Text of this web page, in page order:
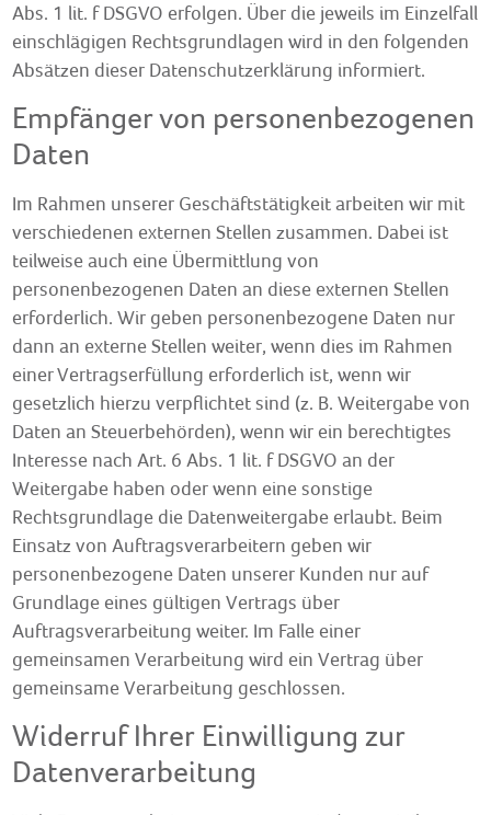
Abs. 1 lit. f DSGVO erfolgen. Über die jeweils im Einzelfall
einschlägigen Rechtsgrundlagen wird in den folgenden
Absätzen dieser Datenschutzerklärung informiert.
Empfänger von personenbezogenen
Daten
Im Rahmen unserer Geschäftstätigkeit arbeiten wir mit
verschiedenen externen Stellen zusammen. Dabei ist
teilweise auch eine Übermittlung von
personenbezogenen Daten an diese externen Stellen
erforderlich. Wir geben personenbezogene Daten nur
dann an externe Stellen weiter, wenn dies im Rahmen
einer Vertragserfüllung erforderlich ist, wenn wir
gesetzlich hierzu verpflichtet sind (z. B. Weitergabe von
Daten an Steuerbehörden), wenn wir ein berechtigtes
Interesse nach Art. 6 Abs. 1 lit. f DSGVO an der
Weitergabe haben oder wenn eine sonstige
Rechtsgrundlage die Datenweitergabe erlaubt. Beim
Einsatz von Auftragsverarbeitern geben wir
personenbezogene Daten unserer Kunden nur auf
Grundlage eines gültigen Vertrags über
Auftragsverarbeitung weiter. Im Falle einer
gemeinsamen Verarbeitung wird ein Vertrag über
gemeinsame Verarbeitung geschlossen.
Widerruf Ihrer Einwilligung zur
Datenverarbeitung